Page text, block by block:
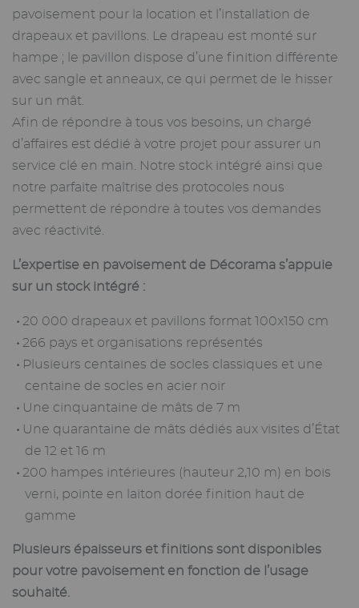
pavoisement pour la location et l’installation de
drapeaux et pavillons. Le drapeau est monté sur
hampe ; le pavillon dispose d’une finition différente
avec sangle et anneaux, ce qui permet de le hisser
sur un mât.
Afin de répondre à tous vos besoins, un chargé
d’affaires est dédié à votre projet pour assurer un
service clé en main. Notre stock intégré ainsi que
notre parfaite maîtrise des protocoles nous
permettent de répondre à toutes vos demandes
avec réactivité.
L’expertise en pavoisement de Décorama s’appuie
sur un stock intégré :
20 000 drapeaux et pavillons format 100x150 cm
266 pays et organisations représentés
Plusieurs centaines de socles classiques et une
centaine de socles en acier noir
Une cinquantaine de mâts de 7 m
Une quarantaine de mâts dédiés aux visites d’État
de 12 et 16 m
200 hampes intérieures (hauteur 2,10 m) en bois
verni, pointe en laiton dorée finition haut de
gamme
Plusieurs épaisseurs et finitions sont disponibles
pour votre pavoisement en fonction de l’usage
souhaité.